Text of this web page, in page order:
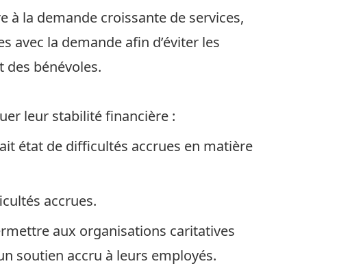
à la demande croissante de services,
avec la demande afin d’éviter les
des bénévoles.
leur stabilité financière :
état de difficultés accrues en matière
accrues.
aux organisations caritatives
soutien accru à leurs employés.